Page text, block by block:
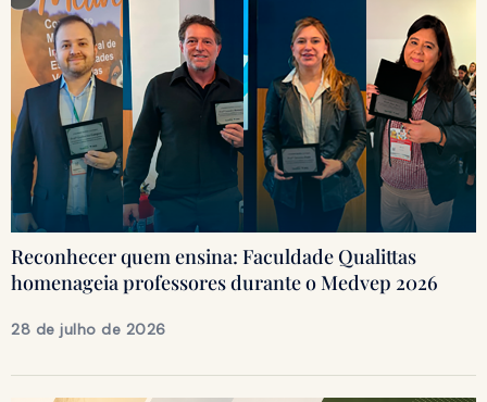
Reconhecer quem ensina: Faculdade Qualittas
homenageia professores durante o Medvep 2026
28 de julho de 2026